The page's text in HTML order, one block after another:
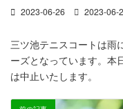
2023-06-26
最
新
日
時
2023-06-
三ツ池テニスコートは雨
ーズとなっています。本
は中止いたします。